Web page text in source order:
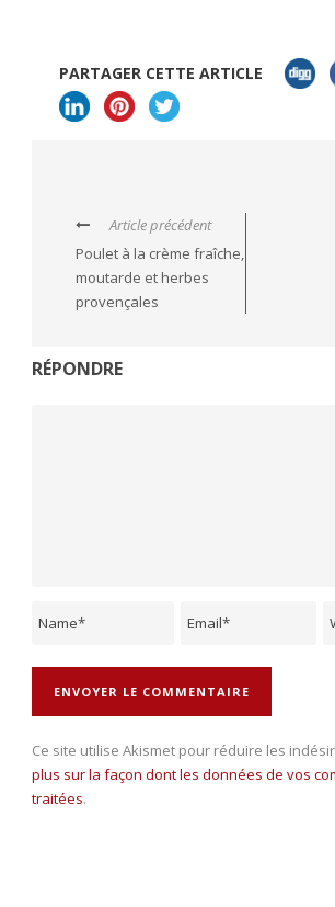
PARTAGER CETTE ARTICLE
Article précédent
Poulet à la crème fraîche,
moutarde et herbes
provençales
RÉPONDRE
Ce site utilise Akismet pour réduire les
plus sur la façon dont les données de vos
traitées.